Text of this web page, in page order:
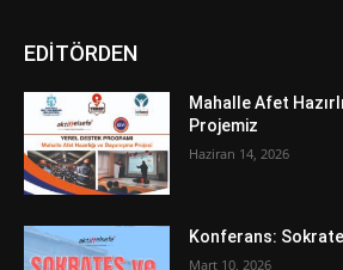
EDİTÖRDEN
Mahalle Afet
Projemiz
Haziran 14, 2026
Konferans:
Mart 10, 2026